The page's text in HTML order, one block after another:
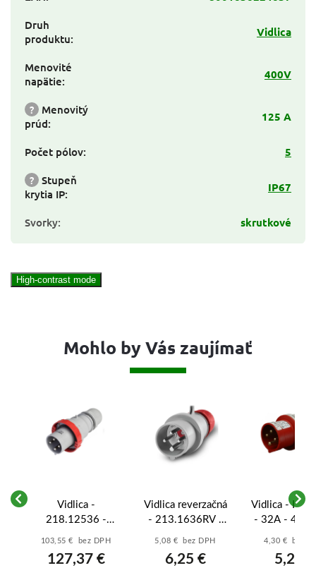
Druh
produktu: Vidlica
Menovité
napätie: 400V
? Menovitý
prúd: 125 A
Počet pólov:
5
? Stupeň
krytia IP: IP67
Svorky: skrutkové
High-contrast mode
Mohlo by Vás zaujímať
Vidlica -
218.12536 -
125A/400V/4p
103,55 € bez DPH
127,37 €
Vidlica reverzačná
- 213.1636RV -
16A/400V/4p
5,08 € bez DPH
6,25 €
Vidlica - IVN
- 32A - 4-
44
4,30 € bez
5,29 €